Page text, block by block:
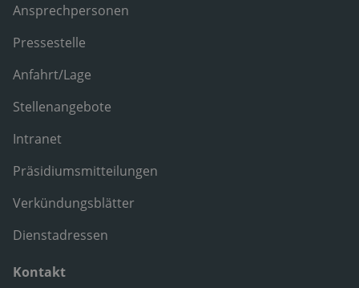
Ansprechpersonen
Pressestelle
Anfahrt/Lage
Stellenangebote
Intranet
Präsidiumsmitteilungen
Verkündungsblätter
Dienstadressen
Kontakt